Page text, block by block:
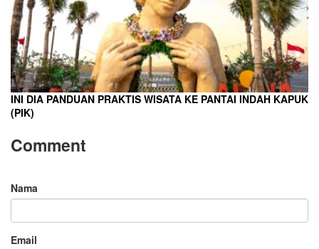
INI DIA PANDUAN PRAKTIS WISATA KE PANTAI INDAH KAPUK
(PIK)
Comment
Nama
Email